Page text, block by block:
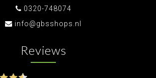
0320-748074
info@gbsshops.nl
Reviews